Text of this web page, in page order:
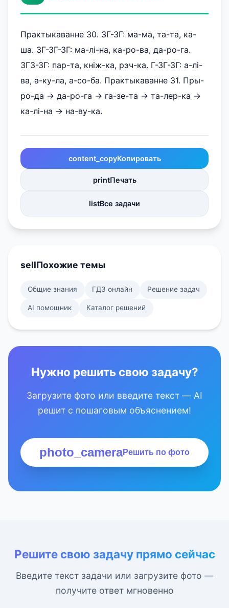
Практыкаванне 30. ЗГ-ЗГ: ма-ма, та-та, ка-
ша. ЗГ-ЗГ-ЗГ: ма-лі-на, ка-ро-ва, да-ро-га.
ЗГЗ-ЗГ: пар-та, кніж-ка, рэч-ка. Г-ЗГ-ЗГ: а-лі-
ва, а-ку-ла, а-со-ба. Практыкаванне 31. Пры-
ро-да -> да-ро-га -> га-зе-та -> та-лер-ка ->
ка-лі-на -> на-ву-ка.
content_copyКопировать
printПечать
listВсе задачи
sellПохожие темы
Общие знания ГДЗ онлайн Решение задач
AI помощник Каталог решений
Нужно решить свою задачу?
Загрузите фото или введите текст — AI
решит с пошаговым объяснением!
photo_cameraРешить по фото
Решите свою задачу прямо сейчас
Введите текст задачи или загрузите фото —
получите ответ мгновенно